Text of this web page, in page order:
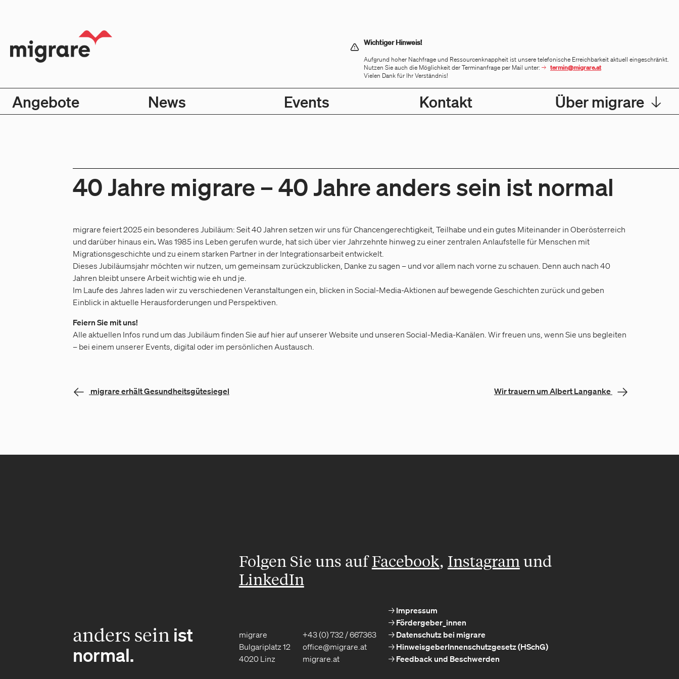
Wichtiger Hinweis!
Aufgrund hoher Nachfrage und Ressourcenknappheit ist unsere telefonische Erreichbarkeit aktuell eingeschränkt.
Nutzen Sie auch die Möglichkeit der Terminanfrage per Mail unter:
termin@migrare.at
Vielen Dank für Ihr Verständnis!
Angebote News Events Kontakt Über migrare ↓
40 Jahre migrare – 40 Jahre anders sein ist normal
migrare feiert 2025 ein besonderes Jubiläum: Seit 40 Jahren setzen wir uns für Chancengerechtigkeit, Teilhabe und ein gutes Miteinander in Oberösterreich
und darüber hinaus ein. Was 1985 ins Leben gerufen wurde, hat sich über vier Jahrzehnte hinweg zu einer zentralen Anlaufstelle für Menschen mit
Migrationsgeschichte und zu einem starken Partner in der Integrationsarbeit entwickelt.
Dieses Jubiläumsjahr möchten wir nutzen, um gemeinsam zurückzublicken, Danke zu sagen – und vor allem nach vorne zu schauen. Denn auch nach 40
Jahren bleibt unsere Arbeit wichtig wie eh und je.
Im Laufe des Jahres laden wir zu verschiedenen Veranstaltungen ein, blicken in Social-Media-Aktionen auf bewegende Geschichten zurück und geben
Einblick in aktuelle Herausforderungen und Perspektiven.
Feiern Sie mit uns!
Alle aktuellen Infos rund um das Jubiläum finden Sie auf hier auf unserer Website und unseren Social-Media-Kanälen. Wir freuen uns, wenn Sie uns begleiten
– bei einem unserer Events, digital oder im persönlichen Austausch.
migrare erhält Gesundheitsgütesiegel Wir trauern um Albert Langanke
anders sein ist
normal.
Folgen Sie uns aufFacebook, Instagram und
LinkedIn
migrare
Bulgariplatz 12
4020 Linz
+43 (0) 732 / 667363
office@migrare.at
migrare.at
Impressum
Fördergeber_innen
Datenschutz bei migrare
HinweisgeberInnenschutzgesetz (HSchG)
Feedback und Beschwerden